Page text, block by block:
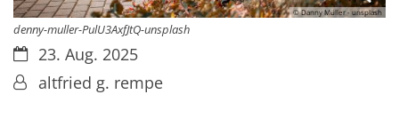
© Danny Müller - unsplash
denny-muller-PulU3AxfJtQ-unsplash
Datum:23. Aug. 2025
Von:altfried g. rempe